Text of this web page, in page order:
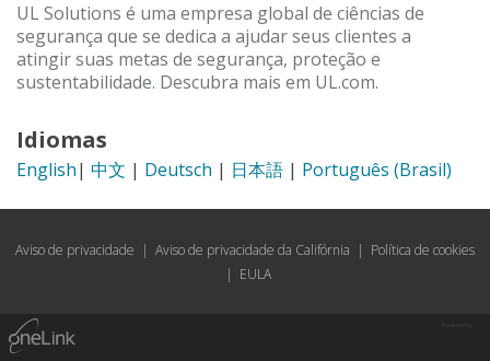
UL Solutions é uma empresa global de ciências de
segurança que se dedica a ajudar seus clientes a
atingir suas metas de segurança, proteção e
sustentabilidade. Descubra mais em UL.com.
Idiomas
English| 中文 | Deutsch | 日本語 | Português (Brasil)
Aviso de privacidade | Aviso de privacidade da Califórnia | Política de cookies
| EULA